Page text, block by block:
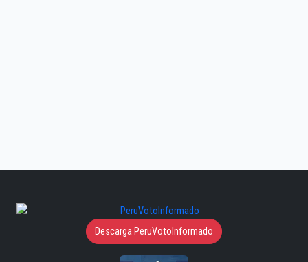
Descarga PeruVotoInformado